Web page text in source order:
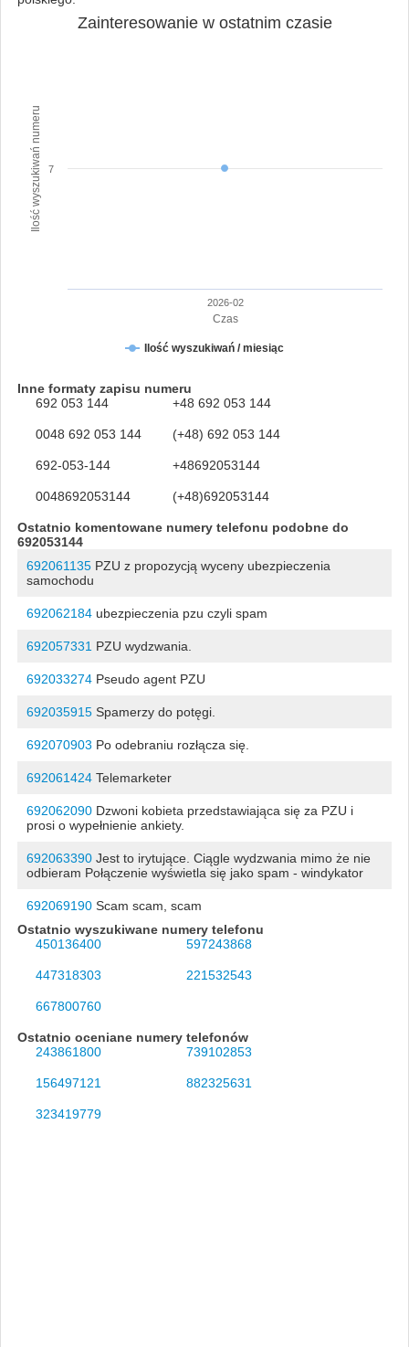
Czas
Ilość wyszukiwań numeru
Zainteresowanie w ostatnim czasie
Ilość wyszukiwań / miesiąc
2026-02
7
Inne formaty zapisu numeru
692 053 144
+48 692 053 144
0048 692 053 144 (+48) 692 053 144
692-053-144 +48692053144
0048692053144 (+48)692053144
Ostatnio komentowane numery telefonu podobne do
692053144
692061135PZU z propozycją wyceny ubezpieczenia
samochodu
692062184ubezpieczenia pzu czyli spam
692057331 PZU wydzwania.
692033274Pseudo agent PZU
692035915Spamerzy do potęgi.
692070903 Po odebraniu rozłącza się.
692061424Telemarketer
692062090Dzwoni kobieta przedstawiająca się za PZU i
prosi o wypełnienie ankiety.
692063390Jest to irytujące. Ciągle wydzwania mimo że nie
odbieram Połączenie wyświetla się jako spam - windykator
692069190Scam scam, scam
Ostatnio wyszukiwane numery telefonu
450136400
597243868
447318303 221532543
667800760
Ostatnio oceniane numery telefonów
243861800
739102853
156497121 882325631
323419779